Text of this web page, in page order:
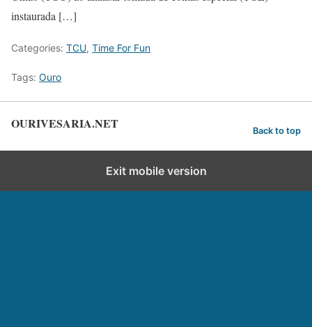
instaurada […]
Categories: TCU, Time For Fun
Tags: Ouro
OURIVESARIA.NET Back to top
Exit mobile version